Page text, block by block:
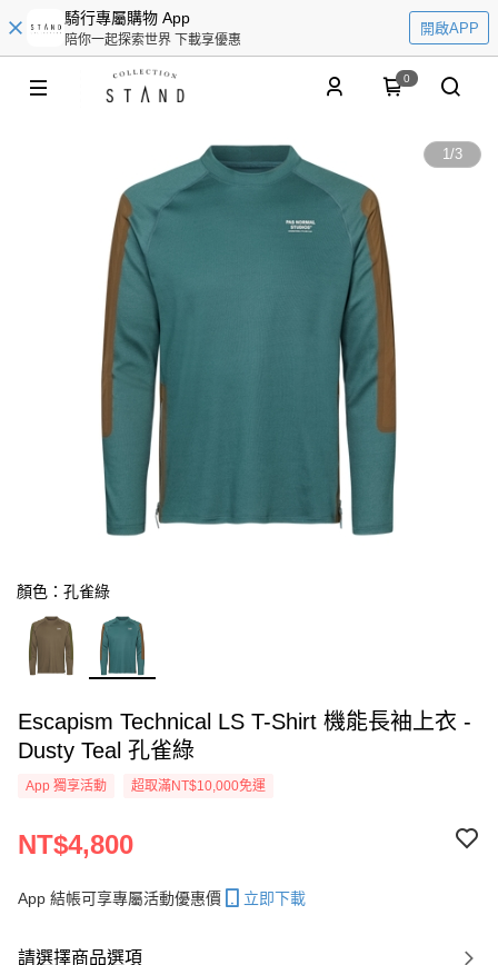
騎行專屬購物 App
陪你一起探索世界 下載享優惠
開啟APP
0
1/3
顏色：孔雀綠
Escapism Technical LS T-Shirt 機能長袖上衣 -
Dusty Teal 孔雀綠
App 獨享活動 超取滿NT$10,000免運
NT$4,800
App 結帳可享專屬活動優惠價 立即下載
請選擇商品選項